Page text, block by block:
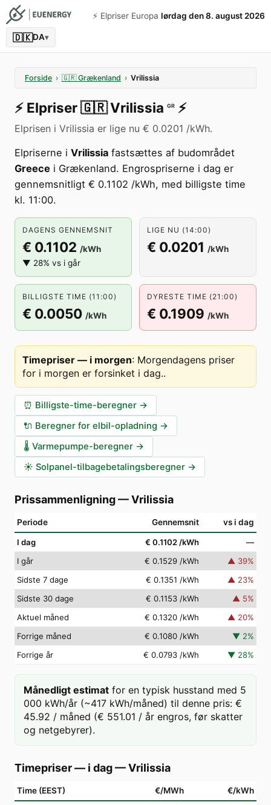
⚡️ Elpriser Europa lørdag den 8. august 2026
🇩🇰DA▾
Forside › 🇬🇷 Grækenland › Vrilissia
⚡️ Elpriser🇬🇷Vrilissia GR ⚡️
Elprisen i Vrilissia er lige nu € 0.0201 /kWh.
Elpriserne i Vrilissia fastsættes af budområdet
Greece i Grækenland. Engrospriserne i dag er
gennemsnitligt € 0.1102 /kWh, med billigste time
kl. 11:00.
DAGENS GENNEMSNIT
€ 0.1102 /kWh
▼ 28% vs i går
LIGE NU (14:00)
€ 0.0201 /kWh
BILLIGSTE TIME (11:00)
€ 0.0050 /kWh
DYRESTE TIME (21:00)
€ 0.1909 /kWh
Timepriser — i morgen: Morgendagens priser
for i morgen er forsinket i dag..
⏰ Billigste-time-beregner →
🔌 Beregner for elbil-opladning →
🌡️ Varmepumpe-beregner →
☀️ Solpanel-tilbagebetalingsberegner →
Prissammenligning—Vrilissia
Periode Gennemsnit vs i dag
I dag € 0.1102 /kWh
—
I går
€ 0.1529 /kWh ▲ 39%
Sidste 7 dage
€ 0.1351 /kWh ▲ 23%
Sidste 30 dage
€ 0.1153 /kWh ▲ 5%
Aktuel måned
€ 0.1320 /kWh ▲ 20%
Forrige måned
€ 0.1080 /kWh ▼ 2%
Forrige år
€ 0.0793 /kWh ▼ 28%
Månedligt estimat for en typisk husstand med 5
000 kWh/år (~417 kWh/måned) til denne pris: €
45.92 / måned (€ 551.01 / år engros, før skatter
og netgebyrer).
Timepriser — i dag—Vrilissia
Time (EEST) €/MWh €/kWh